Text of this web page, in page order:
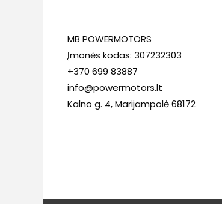
MB POWERMOTORS
Įmonės kodas: 307232303
+370 699 83887
info@powermotors.lt
Kalno g. 4, Marijampolė 68172